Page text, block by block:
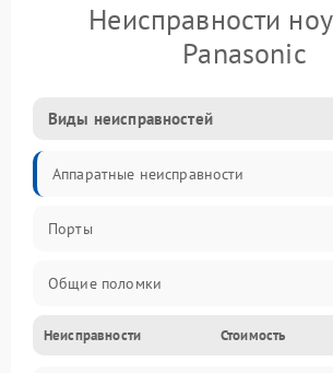
Неисправности
Panasonic
Виды неисправностей
Аппаратные неисправности
Порты
Общие поломки
Устройства
Неисправности Стоимость